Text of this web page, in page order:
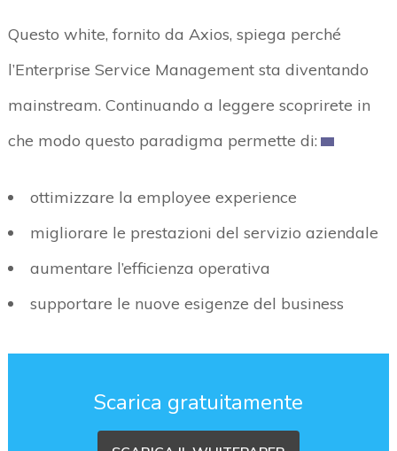
Questo white, fornito da Axios, spiega perché
l’Enterprise Service Management sta diventando
mainstream. Continuando a leggere scoprirete in
che modo questo paradigma permette di:
ottimizzare la employee experience
migliorare le prestazioni del servizio aziendale
aumentare l’efficienza operativa
supportare le nuove esigenze del business
Scarica gratuitamente